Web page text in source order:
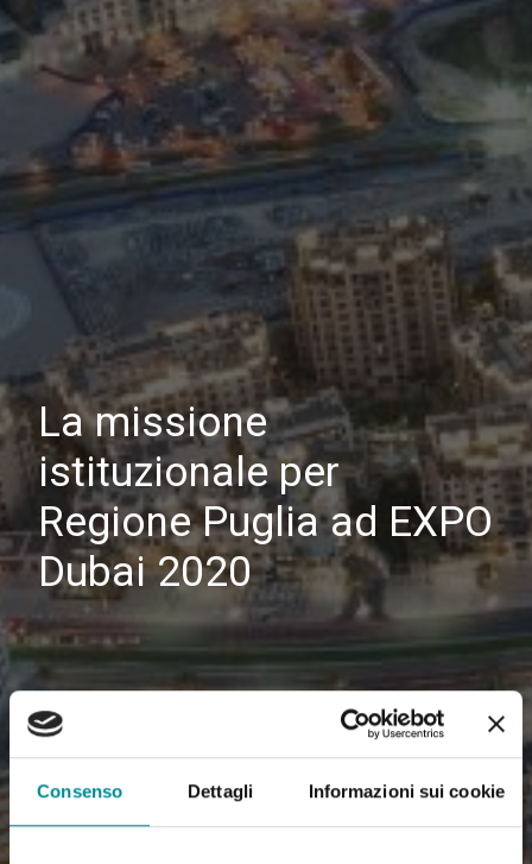
Consenso Dettagli Informazioni sui cookie
La missione
istituzionale per
Regione Puglia ad EXPO
Dubai 2020